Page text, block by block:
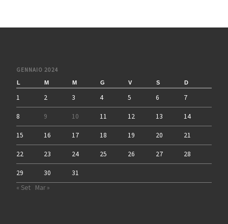
GENNAIO 2024
L M M G V S D
1 2 3 4 5 6 7
8 9 10 11 12 13 14
15 16 17 18 19 20 21
22 23 24 25 26 27 28
29 30
31
« Set Mar »